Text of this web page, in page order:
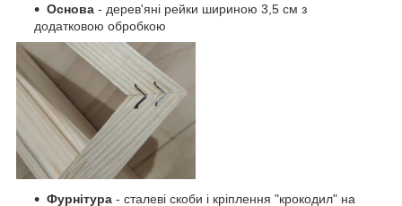
Основа - дерев'яні рейки шириною 3,5 см з
додатковою обробкою
Фурнітура - сталеві скоби і кріплення "крокодил" на